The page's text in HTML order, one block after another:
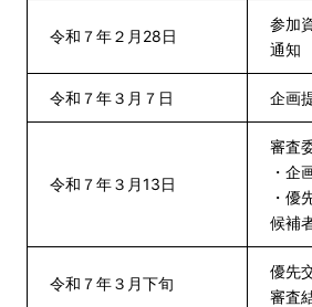
令和７年２月28日
参加
通知
令和７年３月７日 企画
令和７年３月13日
審査
・企
・優
候補
令和７年３月下旬
優先
審査